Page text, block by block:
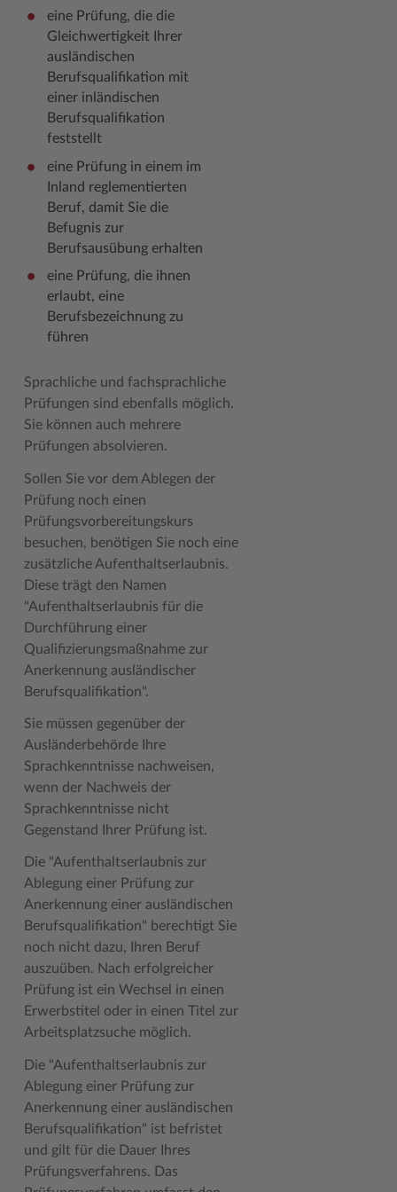
Woche der Seelischen Gesundheit
#MeinStormarn
Karrieretag
Zahlen, Daten, Fakten
eine Prüfung, die die
Gleichwertigkeit Ihrer
ausländischen
Berufsqualifikation mit
einer inländischen
Berufsqualifikation
feststellt
eine Prüfung in einem im
Inland reglementierten
Beruf, damit Sie die
Befugnis zur
Berufsausübung erhalten
eine Prüfung, die ihnen
erlaubt, eine
Berufsbezeichnung zu
führen
Sprachliche und fachsprachliche
Prüfungen sind ebenfalls möglich.
Sie können auch mehrere
Prüfungen absolvieren.
Sollen Sie vor dem Ablegen der
Prüfung noch einen
Prüfungsvorbereitungskurs
besuchen, benötigen Sie noch eine
zusätzliche Aufenthaltserlaubnis.
Diese trägt den Namen
"Aufenthaltserlaubnis für die
Durchführung einer
Qualifizierungsmaßnahme zur
Anerkennung ausländischer
Berufsqualifikation".
Sie müssen gegenüber der
Ausländerbehörde Ihre
Sprachkenntnisse nachweisen,
wenn der Nachweis der
Sprachkenntnisse nicht
Gegenstand Ihrer Prüfung ist.
Die "Aufenthaltserlaubnis zur
Ablegung einer Prüfung zur
Anerkennung einer ausländischen
Berufsqualifikation" berechtigt Sie
noch nicht dazu, Ihren Beruf
auszuüben. Nach erfolgreicher
Prüfung ist ein Wechsel in einen
Erwerbstitel oder in einen Titel zur
Arbeitsplatzsuche möglich.
Die "Aufenthaltserlaubnis zur
Ablegung einer Prüfung zur
Anerkennung einer ausländischen
Berufsqualifikation" ist befristet
und gilt für die Dauer Ihres
Prüfungsverfahrens. Das